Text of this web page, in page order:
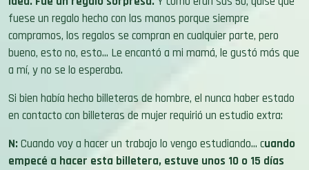
fuese un regalo hecho con las manos porque siempre
compramos, los regalos se compran en cualquier parte, pero
bueno, esto no, esto… Le encantó a mi mamá, le gustó más que
a mí, y no se lo esperaba.
Si bien había hecho billeteras de hombre, el nunca haber estado
en contacto con billeteras de mujer requirió un estudio extra:
N: Cuando voy a hacer un trabajo lo vengo estudiando… cuando
empecé a hacer esta billetera, estuve unos 10 o 15 días